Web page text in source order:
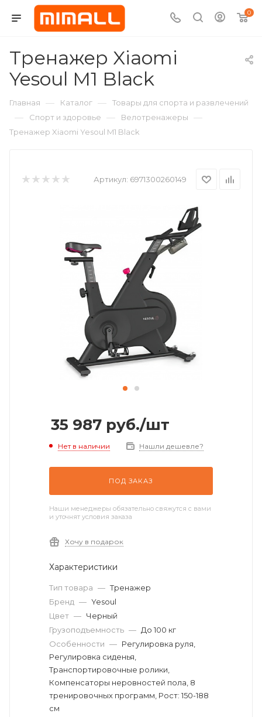
0
Тренажер Xiaomi
Yesoul M1 Black
Главная — Каталог — Товары для спорта и развлечений
— Спорт и здоровье — Велотренажеры —
Тренажер Xiaomi Yesoul M1 Black
Артикул: 6971300260149
35 987 руб./шт
Нет в наличии Нашли дешевле?
ПОД ЗАКАЗ
Наши менеджеры обязательно свяжутся с вами
и уточнят условия заказа
Хочу в подарок
Характеристики
Тип товара — Тренажер
Бренд — Yesoul
Цвет — Черный
Грузоподъемность — До 100 кг
Особенности — Регулировка руля,
Регулировка сиденья,
Транспортировочные ролики,
Компенсаторы неровностей пола, 8
тренировочных программ, Рост: 150-188
см